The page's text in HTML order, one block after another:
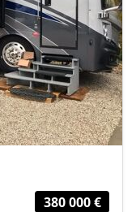
380 000 €